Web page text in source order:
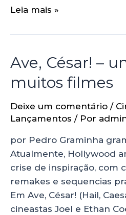
Leia mais »
Ave, César! –
muitos filmes
Deixe um comentário /
Lançamentos / Por
por Pedro Graminha
Atualmente, Hollywood
crise de inspiração, com
remakes e sequencias
Em Ave, César! (Hail,
cineastas Joel e Ethan